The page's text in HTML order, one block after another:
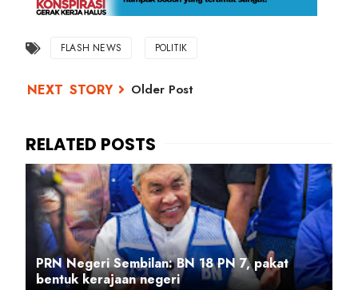
FLASH NEWS POLITIK
Older Post
PRN Negeri Sembilan: BN 18 PN 7, pakat
bentuk kerajaan negeri